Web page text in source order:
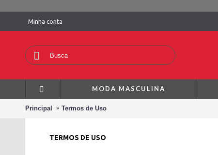
Minha conta
MODA MASCULINA
Principal Termos de Uso
TERMOS DE USO